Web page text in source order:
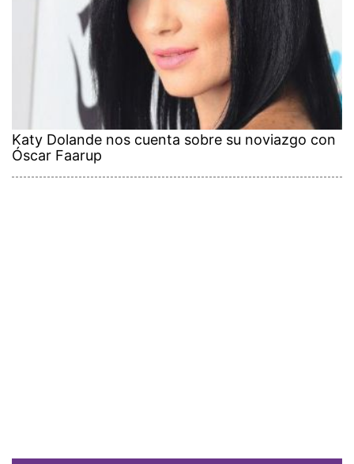
Katy Dolande nos cuenta sobre su noviazgo con
Óscar Faarup